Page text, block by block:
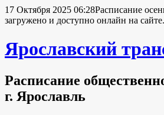
17 Октября 2025 06:28Расписание
загружено и доступно онлайн на сайте.
Ярославский
Расписание
г. Ярославль